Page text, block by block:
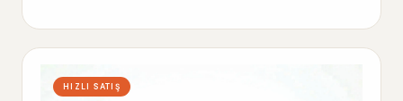
HIZLI SATIŞ